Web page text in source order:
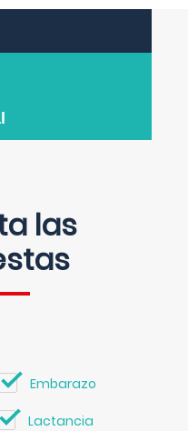
las
Embarazo
Lactancia